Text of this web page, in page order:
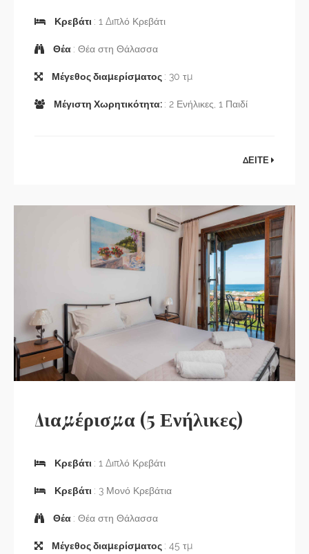
Κρεβάτι : 1 Διπλό Κρεβάτι
Θέα : Θέα στη Θάλασσα
Μέγεθος διαμερίσματος : 30 τμ
Μέγιστη Χωρητικότητα: : 2 Ενήλικες, 1 Παιδί
ΔΕΙΤΕ
Διαμέρισμα (5 Ενήλικες)
Κρεβάτι : 1 Διπλό Κρεβάτι
Κρεβάτι : 3 Μονό Κρεβάτια
Θέα : Θέα στη Θάλασσα
Μέγεθος διαμερίσματος : 45 τμ